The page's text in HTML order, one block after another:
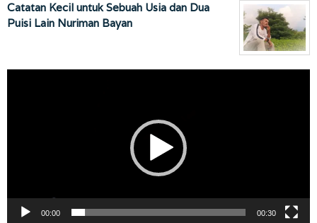
Catatan Kecil untuk Sebuah Usia dan Dua
Puisi Lain Nuriman Bayan
00:00 00:30